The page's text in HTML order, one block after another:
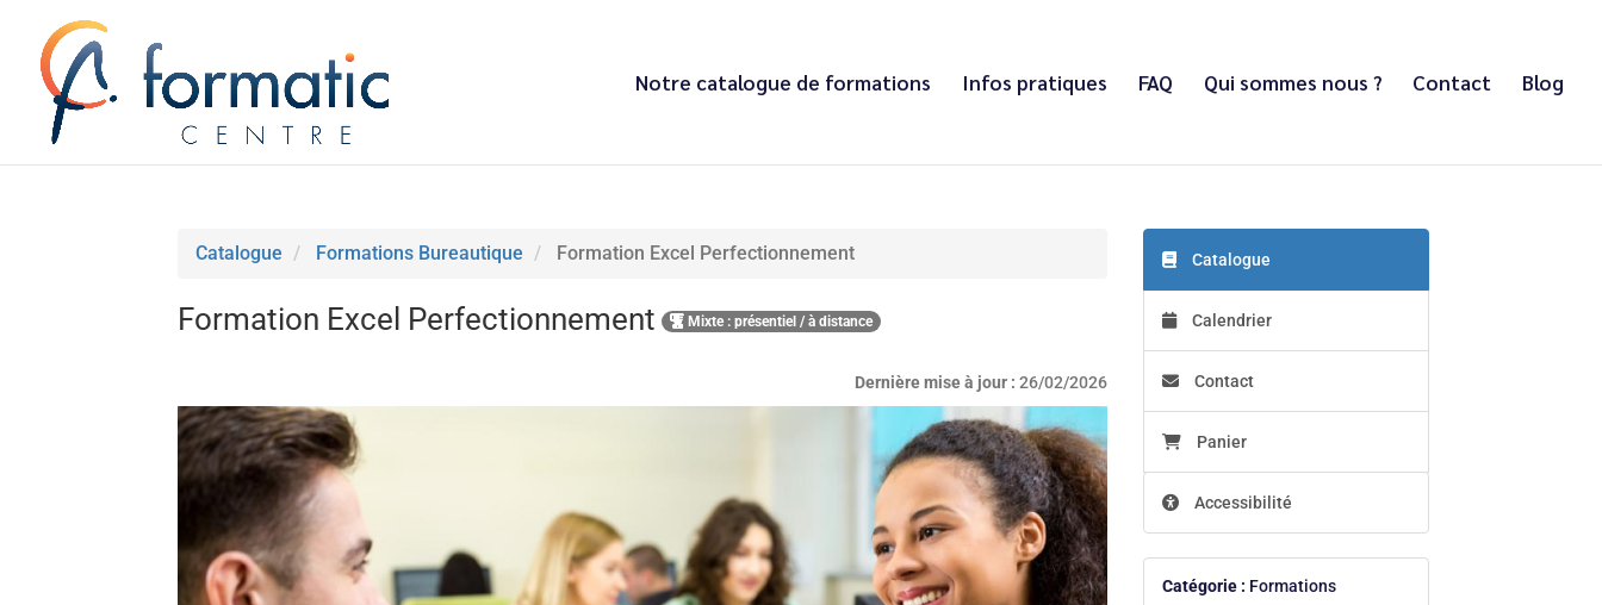
Notre catalogue de formations Infos pratiques FAQ Qui sommes nous ? Contact Blog
Catalogue Formations Bureautique Formation Excel Perfectionnement
Formation Excel Perfectionnement Mixte : présentiel / à distance
Dernière mise à jour :26/02/2026
Catalogue
Calendrier
Contact
Panier
Accessibilité
Catégorie : Formations